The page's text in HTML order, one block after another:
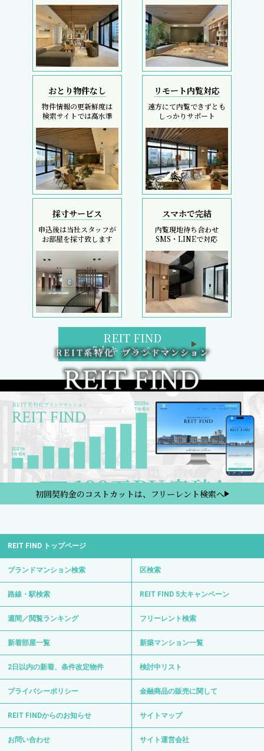
おとり物件なし
物件情報の更新鮮度は
検索サイトでは高水準
リモート内覧対応
遠方にて内覧できずとも
しっかりサポート
採寸サービス
申込後は当社スタッフが
お部屋を採寸致します
スマホで完結
内覧現地待ち合わせ
SMS・LINEで対応
REIT FIND
5大キャンペーン
初回契約金のコストカットは、フリーレント検索へ
REIT FIND トップページ
ブランドマンション検索 区検索
路線・駅検索 REIT FIND 5大キャンペーン
週間／閲覧ランキング フリーレント検索
新着部屋一覧 新築マンション一覧
2日以内の新着、条件改定物件 検討中リスト
プライバシーポリシー 金融商品の販売に関して
REIT FINDからのお知らせ サイトマップ
お問い合わせ サイト運営会社